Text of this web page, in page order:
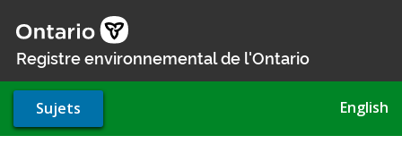
au
contenu
Registre environnemental de l'Ontario
Sujets English